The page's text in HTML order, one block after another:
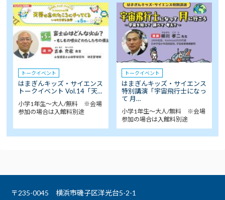
トークイベント
はまぎんキッズ・サイエンス
トークイベント Vol.14「天…
小学1年生～大人/無料 ※会場
参加の場合は入館料別途
トークイベント
はまぎんキッズ・サイエンス
特別講演「宇宙飛行士になっ
て 月…
小学1年生～大人/無料 ※会場
参加の場合は入館料別途
〒235-0045 横浜市磯子区洋光台5-2-1